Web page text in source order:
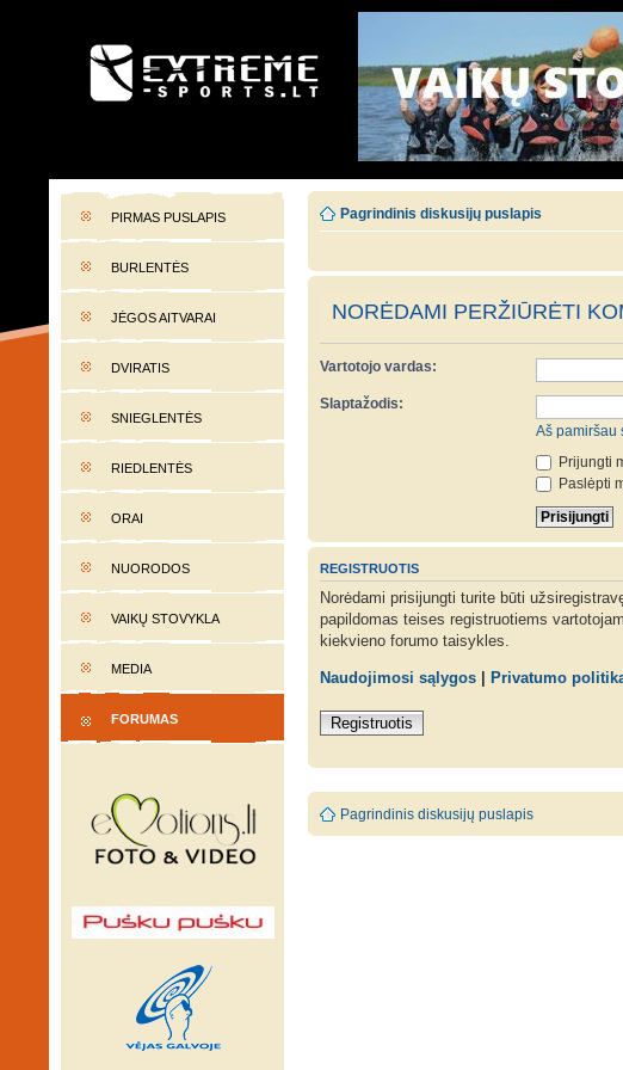
EXTREME-SPORTS.LT
PIRMAS PUSLAPIS
BURLENTĖS
JĖGOS AITVARAI
DVIRATIS
SNIEGLENTĖS
RIEDLENTĖS
ORAI
NUORODOS
VAIKŲ STOVYKLA
MEDIA
FORUMAS
Pagrindinis diskusijų puslapis
NORĖDAMI PERŽIŪRĖTI
Vartotojo vardas:
Slaptažodis:
Aš pamiršau
Prijungti
Paslėpti
REGISTRUOTIS
Norėdami prisijungti turite būti
papildomas teises registruotiems
kiekvieno forumo taisykles.
Naudojimosi sąlygos Privatumo
Registruotis
Pagrindinis diskusijų puslapis